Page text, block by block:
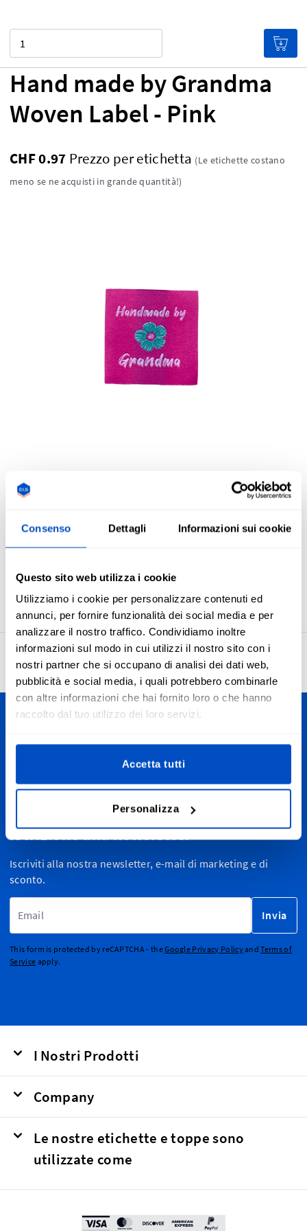
Consenso Dettagli Informazioni sui cookie
Questo sito web utilizza i cookie
Utilizziamo i cookie per personalizzare contenuti ed
annunci, per fornire funzionalità dei social media e per
analizzare il nostro traffico. Condividiamo inoltre
informazioni sul modo in cui utilizzi il nostro sito con i
nostri partner che si occupano di analisi dei dati web,
pubblicità e social media, i quali potrebbero combinarle
con altre informazioni che hai fornito loro o che hanno
raccolto dal tuo utilizzo dei loro servizi.
Accetta tutti
Personalizza
Hand made by Grandma
Woven Label - Pink
CHF 0.97 Prezzo per etichetta (Le etichette costano
meno se ne acquisti in grande quantità!)
Panoramica
GRANDMA-PINK
4.7 27’958 recensioni
Spediamo in tutta la Svizzera, dal Canton Ticino alla
ovviamente, spediamo anche in tutto il mondo.
Iscrizione alla newsletter
Iscriviti alla nostra newsletter, e-mail di marketing e di
sconto.
Invia
This form is protected by reCAPTCHA - theGoogle Privacy PolicyandTerms of
Service apply.
I Nostri Prodotti
Company
Le nostre etichette e toppe sono
utilizzate come